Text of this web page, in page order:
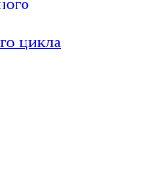
цикла